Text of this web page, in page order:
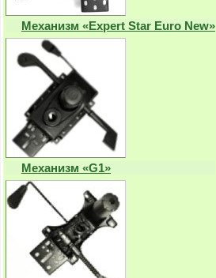
Механизм «Expert Star Euro New»
Механизм «G1»